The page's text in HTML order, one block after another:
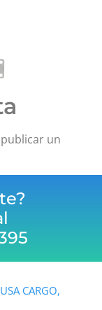
un
CARGO,